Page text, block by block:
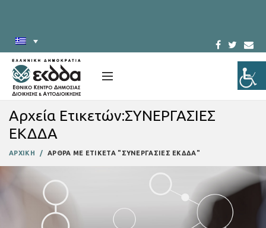
Αρχεία Ετικετών:ΣΥΝΕΡΓΑΣΙΕΣ
ΕΚΔΔΑ
ΑΡΧΙΚΗ ΑΡΘΡΑ ΜΕ ΕΤΙΚΕΤΑ "ΣΥΝΕΡΓΑΣΙΕΣ ΕΚΔΔΑ"